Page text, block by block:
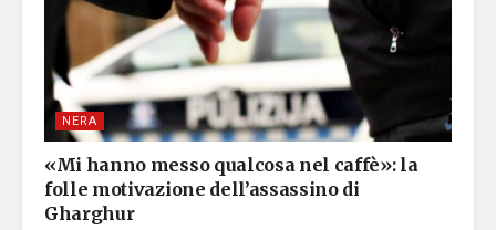
NERA
«Mi hanno messo qualcosa nel caffè»: la
folle motivazione dell’assassino di
Gharghur